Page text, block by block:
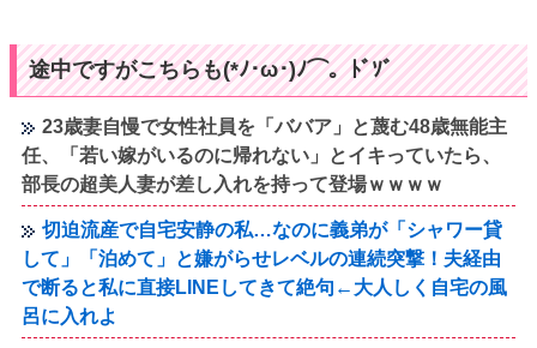
途中ですがこちらも(*ﾉ･ω･)ﾉ⌒。ﾄﾞｿﾞ
23歳妻自慢で女性社員を「ババア」と蔑む48歳無能主
任、「若い嫁がいるのに帰れない」とイキっていたら、
部長の超美人妻が差し入れを持って登場ｗｗｗｗ
切迫流産で自宅安静の私…なのに義弟が「シャワー貸
して」「泊めて」と嫌がらせレベルの連続突撃！夫経由
で断ると私に直接LINEしてきて絶句←大人しく自宅の風
呂に入れよ